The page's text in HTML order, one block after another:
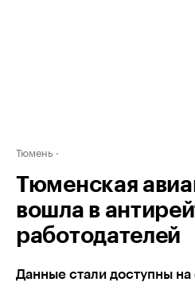
Тюмень
Тюменская
вошла в
работодателей
Данные стали доступны